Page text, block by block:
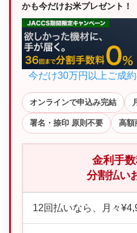
かも今だけお米プレゼント！
今だけ30万円以上ご成
オンラインで申込み完結
署名・捺印 原則不要 高額
金利手数
分割払い
12回払いなら、月々